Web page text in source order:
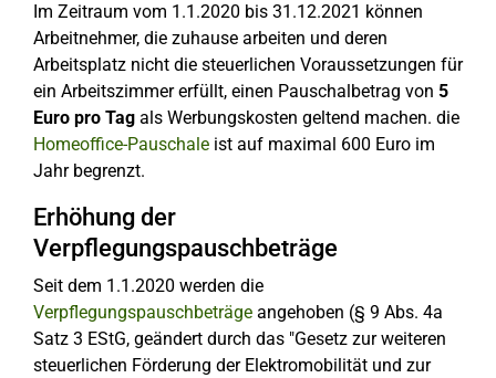
Im Zeitraum vom 1.1.2020 bis 31.12.2021 können
Arbeitnehmer, die zuhause arbeiten und deren
Arbeitsplatz nicht die steuerlichen Voraussetzungen für
ein Arbeitszimmer erfüllt, einen Pauschalbetrag von 5
Euro pro Tag als Werbungskosten geltend machen. die
Homeoffice-Pauschale ist auf maximal 600 Euro im
Jahr begrenzt.
Erhöhung der
Verpflegungspauschbeträge
Seit dem 1.1.2020 werden die
Verpflegungspauschbeträge angehoben (§ 9 Abs. 4a
Satz 3 EStG, geändert durch das "Gesetz zur weiteren
steuerlichen Förderung der Elektromobilität und zur